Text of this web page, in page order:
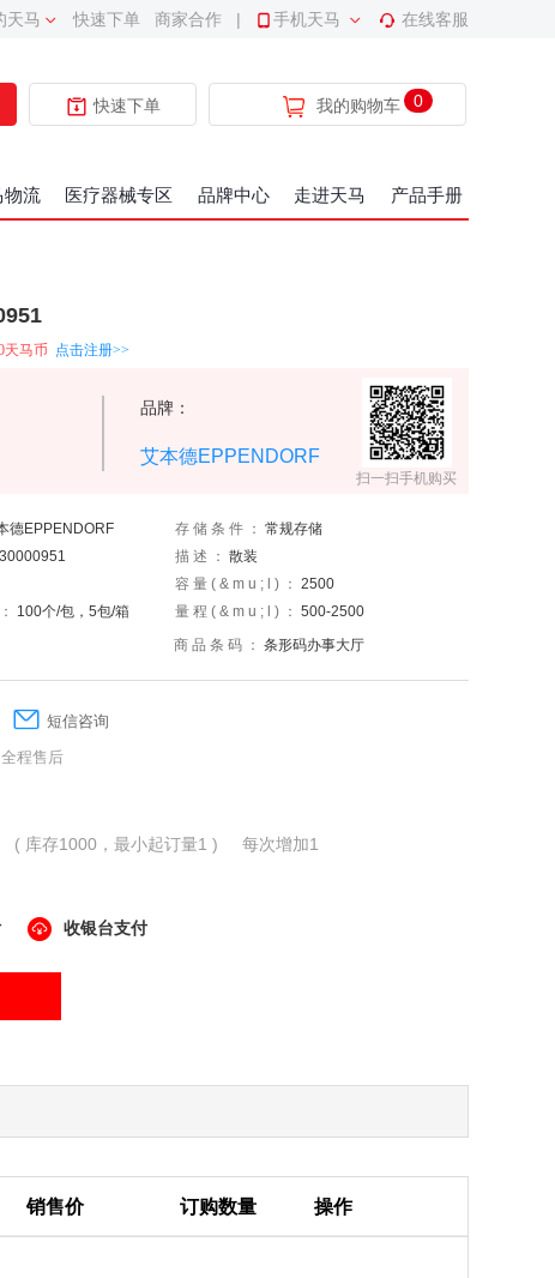
天马 快速下单 商家合作 | 手机天马 在线客服
快速下单 我的购物车 0
物流 医疗器械专区 品牌中心 走进天马 产品手册
天马币 点击注册>>
品牌：
艾本德EPPENDORF
扫一扫手机购买
德EPPENDORF 存储条件：常规存储
30000951 描述：散装
容量(&mu;l)：2500
100个/包，5包/箱 量程(&mu;l)：500-2500
商品条码：条形码办事大厅
短信咨询
全程售后
( 库存1000，最小起订量1 ) 每次增加1
收银台支付
销售价 订购数量 操作